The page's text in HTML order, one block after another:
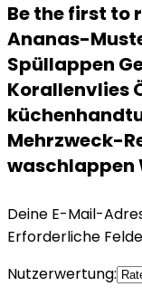
Be the first to
Ananas-
Spüllappen
Korallenvlies
Mehrzweck-
waschlappen
Deine E-Mail-
Erforderliche
Nutzerwertung: